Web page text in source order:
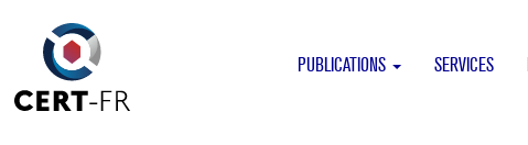
PUBLICATIONS SERVICES